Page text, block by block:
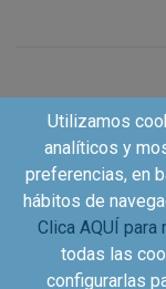
Tienes donde
Elige un
Gel de
aceites
Gel de
3,25 €)
Utilizamos
analíticos y
preferencias, en
hábitos de
Clica AQUÍ
todas las
configurarlas